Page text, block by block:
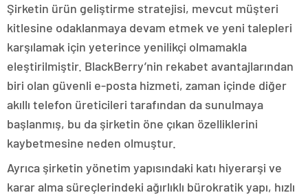
Şirketin ürün geliştirme stratejisi, mevcut müşteri
kitlesine odaklanmaya devam etmek ve yeni talepleri
karşılamak için yeterince yenilikçi olmamakla
eleştirilmiştir. BlackBerry’nin rekabet avantajlarından
biri olan güvenli e-posta hizmeti, zaman içinde diğer
akıllı telefon üreticileri tarafından da sunulmaya
başlanmış, bu da şirketin öne çıkan özelliklerini
kaybetmesine neden olmuştur.
Ayrıca şirketin yönetim yapısındaki katı hiyerarşi ve
karar alma süreçlerindeki ağırlıklı bürokratik yapı, hızlı